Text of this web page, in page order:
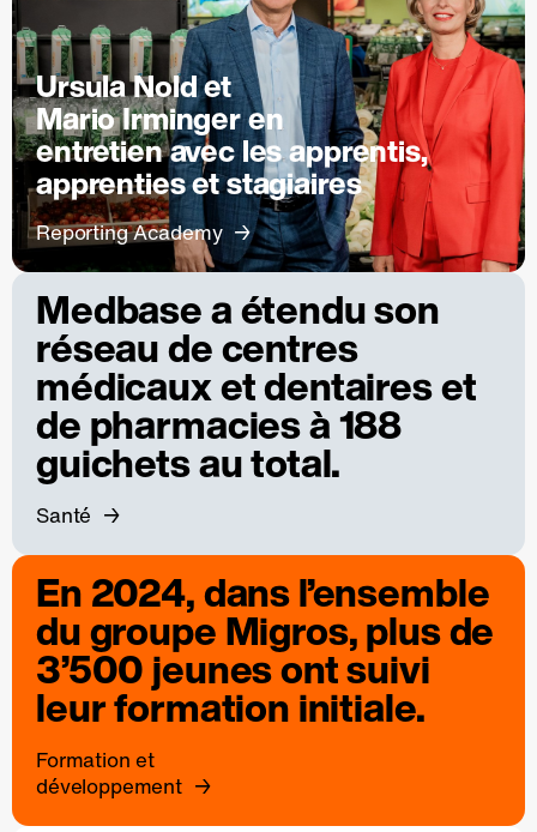
Ursula Nold et
Mario Irminger en
entretien avec les apprentis,
apprenties et stagiaires
Reporting Academy
Medbase a étendu son
réseau de centres
médicaux et dentaires et
de pharmacies à 188
guichets au total.
Santé
En 2024, dans l’ensemble
du groupe Migros, plus de
3’500 jeunes ont suivi
leur formation initiale.
Formation et
développement